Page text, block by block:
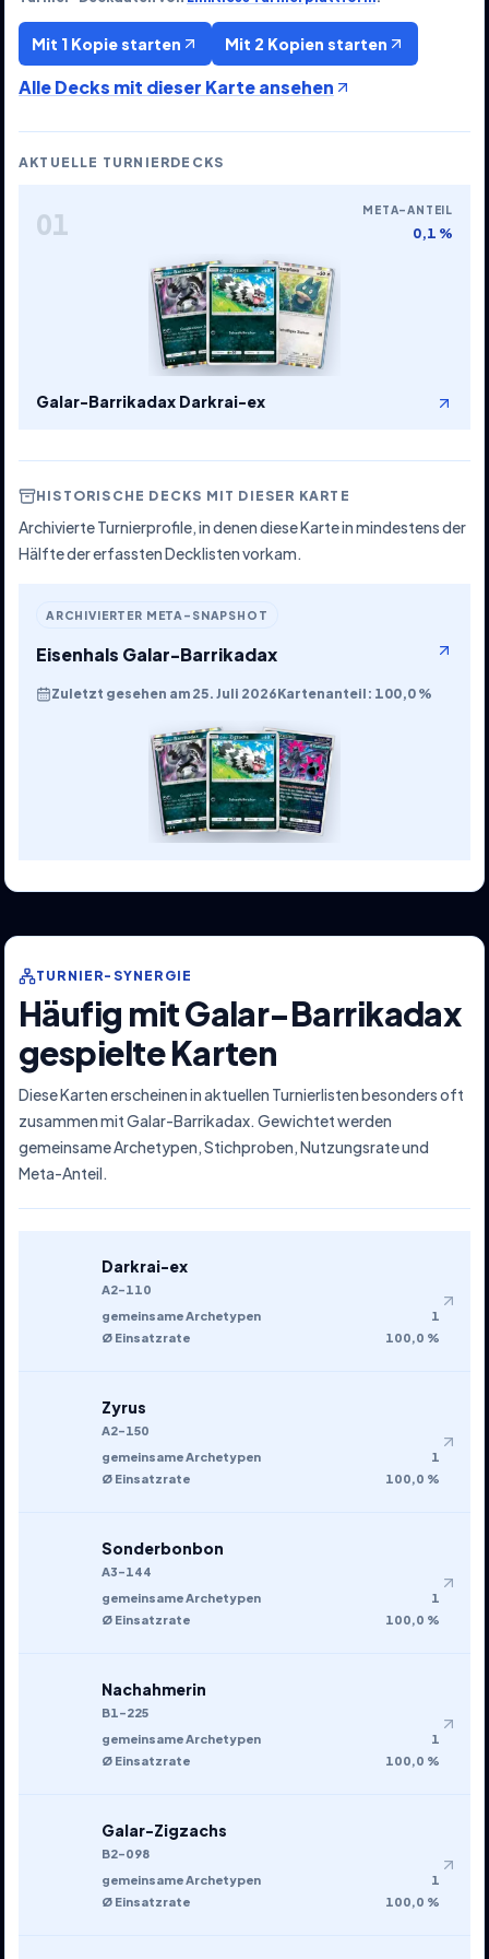
Mit 1 Kopie starten Mit 2 Kopien starten
Alle Decks mit dieser Karte ansehen
AKTUELLE TURNIERDECKS
01 META-ANTEIL
0,1 %
Galar-Barrikadax Darkrai-ex
HISTORISCHE DECKS MIT DIESER KARTE
Archivierte Turnierprofile, in denen diese Karte in mindestens der
Hälfte der erfassten Decklisten vorkam.
ARCHIVIERTER META-SNAPSHOT
Eisenhals Galar-Barrikadax
Zuletzt gesehen am 25. Juli 2026Kartenanteil: 100,0 %
TURNIER-SYNERGIE
Häufig mit Galar-Barrikadax
gespielte Karten
Diese Karten erscheinen in aktuellen Turnierlisten besonders oft
zusammen mit Galar-Barrikadax. Gewichtet werden
gemeinsame Archetypen, Stichproben, Nutzungsrate und
Meta-Anteil.
Darkrai-ex
A2-110
gemeinsame Archetypen
1
Ø Einsatzrate
100,0 %
Zyrus
A2-150
gemeinsame Archetypen
1
Ø Einsatzrate
100,0 %
Sonderbonbon
A3-144
gemeinsame Archetypen
1
Ø Einsatzrate
100,0 %
Nachahmerin
B1-225
gemeinsame Archetypen
1
Ø Einsatzrate
100,0 %
Galar-Zigzachs
B2-098
gemeinsame Archetypen
1
Ø Einsatzrate
100,0 %